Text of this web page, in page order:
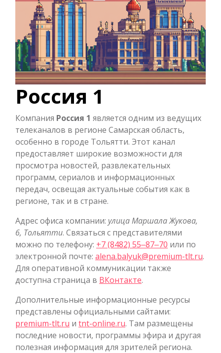
Россия 1
Компания Россия 1 является одним из ведущих
телеканалов в регионе Самарская область,
особенно в городе Тольятти. Этот канал
предоставляет широкие возможности для
просмотра новостей, развлекательных
программ, сериалов и информационных
передач, освещая актуальные события как в
регионе, так и в стране.
Адрес офиса компании: улица Маршала Жукова,
6, Тольятти. Связаться с представителями
можно по телефону: +7 (8482) 55‒87‒70 или по
электронной почте: alena.balyuk@premium-tlt.ru.
Для оперативной коммуникации также
доступна страница в ВКонтакте.
Дополнительные информационные ресурсы
представлены официальными сайтами:
premium-tlt.ru и tnt-online.ru. Там размещены
последние новости, программы эфира и другая
полезная информация для зрителей региона.